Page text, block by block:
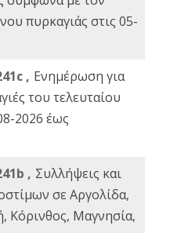
πυρκαγιάς στις 05-
, Ενημέρωση για
του τελευταίου
2026 έως
, Συλλήψεις και
σε Αργολίδα,
Κόρινθος, Μαγνησία,